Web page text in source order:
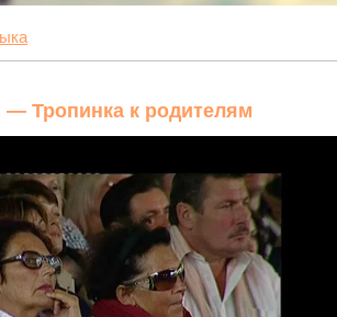
Тропинка к родителям